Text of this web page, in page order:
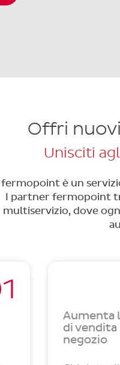
Offri
Unisciti
fermopoint è un
I partner fermopoint
multiservizio, dove
Aumenta
di
negozio